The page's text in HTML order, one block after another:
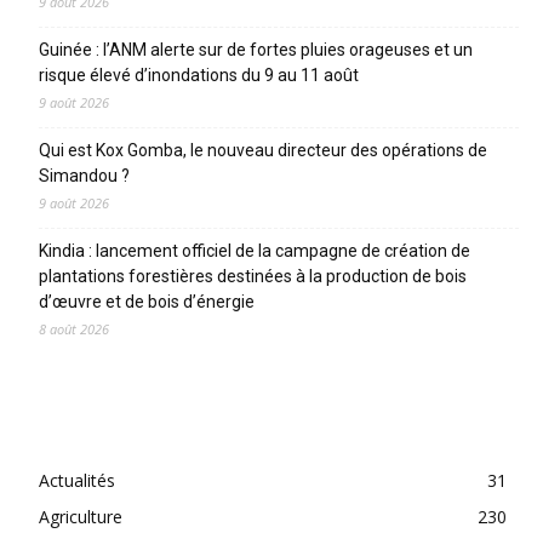
Guinée : l’ANM alerte sur de fortes pluies orageuses et un
risque élevé d’inondations du 9 au 11 août
9 août 2026
Qui est Kox Gomba, le nouveau directeur des opérations de
Simandou ?
9 août 2026
Kindia : lancement officiel de la campagne de création de
plantations forestières destinées à la production de bois
d’œuvre et de bois d’énergie
8 août 2026
Actualités
31
Agriculture
230